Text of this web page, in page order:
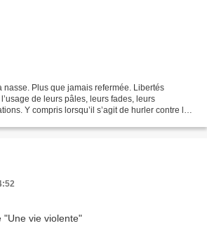
nasse. Plus que jamais refermée. Libertés
de leurs pâles, leurs fades, leurs
Y compris lorsqu’il s’agit de hurler contre le